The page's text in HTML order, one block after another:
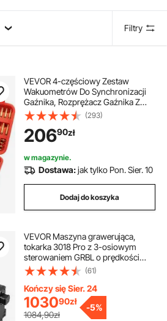
Filtry
VEVOR 4-częściowy Zestaw
Wakuometrów Do Synchronizacji
Gaźnika, Rozprężacz Gaźnika Z
Krótkimi Adapterami, Gaźnik Do
Próżni, Synchronizacja Gaźnika
(293)
20690zł
w magazynie.
Dostawa:jak tylko Pon. Sier. 10
Dodaj do koszyka
VEVOR Maszyna grawerująca,
tokarka 3018 Pro z 3-osiowym
sterowaniem GRBL o prędkości
obrotowej 10000 obr./min, tokarka
do drewna DC 24 V 5 A z profilu
aluminiowego i bakelitu, grawerka
CNC, grawer laserowy 300 x 180 x
45 mm
(61)
Kończy się Sier. 24
103090zł
1084,90zł
-5%